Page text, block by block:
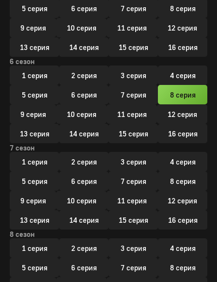
5 серия 6 серия 7 серия 8 серия
9 серия 10 серия 11 серия 12 серия
13 серия 14 серия 15 серия
16 серия
6 сезон
1 серия
2 серия 3 серия 4 серия
5 серия 6 серия 7 серия 8 серия
9 серия 10 серия 11 серия 12 серия
13 серия 14 серия 15 серия
16 серия
7 сезон
1 серия
2 серия 3 серия 4 серия
5 серия 6 серия 7 серия 8 серия
9 серия 10 серия 11 серия 12 серия
13 серия 14 серия 15 серия
16 серия
8 сезон
1 серия
2 серия 3 серия 4 серия
5 серия 6 серия 7 серия 8 серия